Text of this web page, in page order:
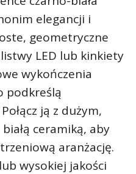
elegancji i
geometryczne
LED lub kinkiety
wykończenia
podkreślą
ją z dużym,
ceramiką, aby
aranżację.
wysokiej jakości